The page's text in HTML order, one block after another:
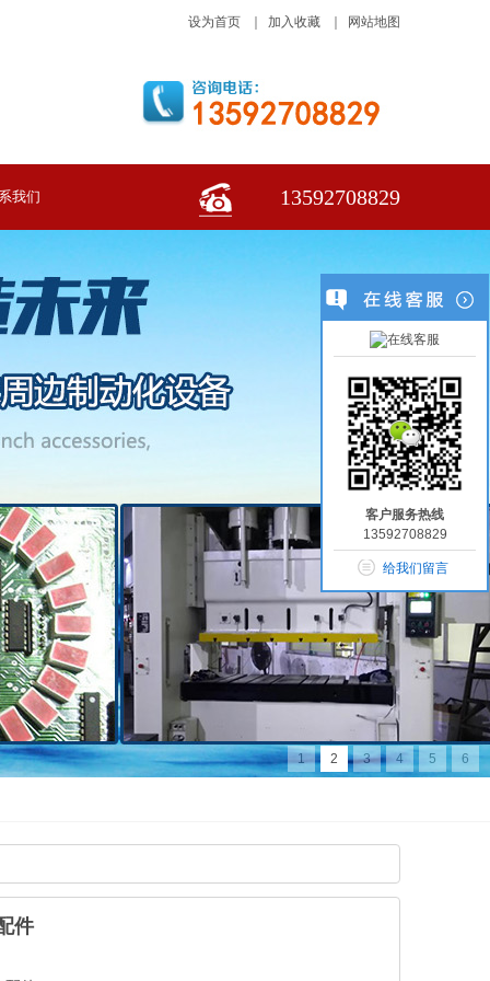
设为首页 加入收藏 网站地图
我们 13592708829
1 2 3 4 5 6
件
客户服务热线
13592708829
给我们留言